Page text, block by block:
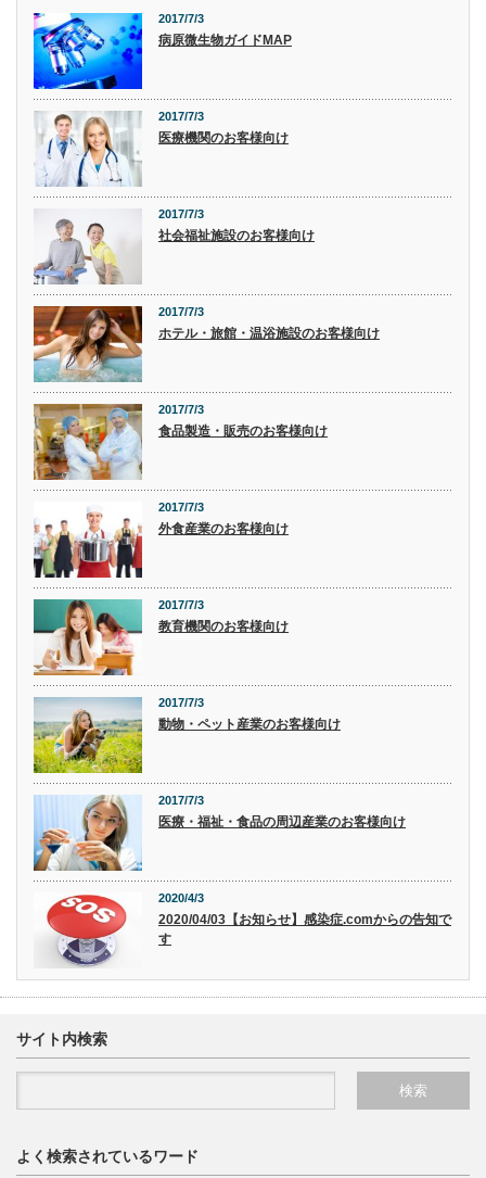
2017/7/3
病原微生物ガイドMAP
2017/7/3
医療機関のお客様向け
2017/7/3
社会福祉施設のお客様向け
2017/7/3
ホテル・旅館・温浴施設のお客様向け
2017/7/3
食品製造・販売のお客様向け
2017/7/3
外食産業のお客様向け
2017/7/3
教育機関のお客様向け
2017/7/3
動物・ペット産業のお客様向け
2017/7/3
医療・福祉・食品の周辺産業のお客様向け
2020/4/3
2020/04/03【お知らせ】感染症.comからの告知で
す
サイト内検索
よく検索されているワード